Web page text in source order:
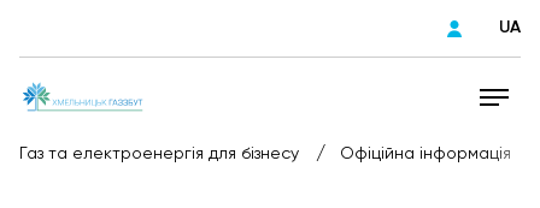
UA
Газ та електроенергія для бізнесу / Офіційна інформація